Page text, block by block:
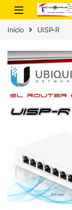
Inicio UISP-R